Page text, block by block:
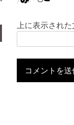
上に表示され